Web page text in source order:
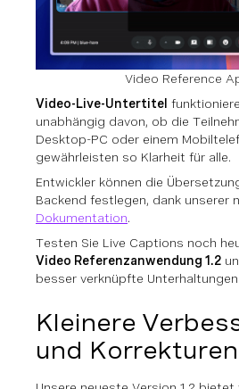
Video Reference
Video-Live-Untertitel
unabhängig davon, ob die
Desktop-PC oder einem
gewährleisten so Klarheit für alle.
Entwickler können die
Backend festlegen, dank unserer
Dokumentation.
Testen Sie Live Captions noch
Video Referenzanwendung 1.2
besser verknüpfte
Kleinere
und Korrekturen